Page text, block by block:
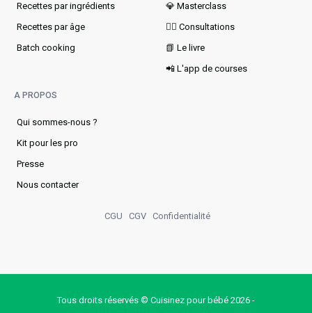
Recettes par ingrédients
Recettes par âge
Batch cooking
💎 Masterclass
👩‍⚕️ Consultations
📗 Le livre
📲 L'app de courses
A PROPOS
Qui sommes-nous ?
Kit pour les pro
Presse
Nous contacter
CGU CGV Confidentialité
Tous droits réservés © Cuisinez pour bébé 2026 -